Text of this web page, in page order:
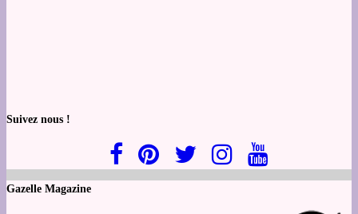
Suivez nous !
Gazelle Magazine